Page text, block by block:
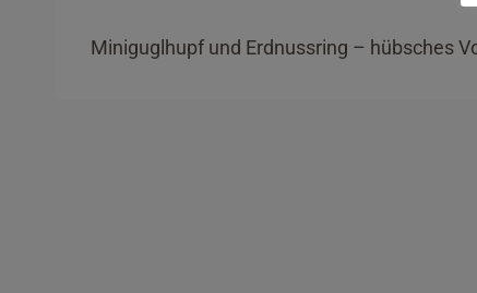
Miniguglhupf und Erdnussring – hübsches